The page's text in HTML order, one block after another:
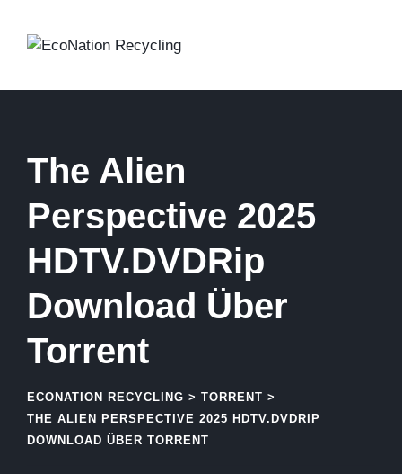
content
The Alien
Perspective 2025
HDTV.DVDRip
Download Über
Torrent
ECONATION RECYCLING > TORRENT >
THE ALIEN PERSPECTIVE 2025 HDTV.DVDRIP
DOWNLOAD ÜBER TORRENT